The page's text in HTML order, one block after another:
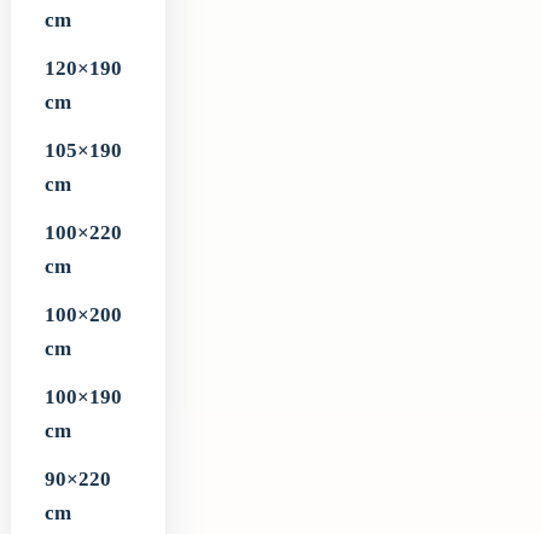
cm
120×190
cm
105×190
cm
100×220
cm
100×200
cm
100×190
cm
90×220
cm